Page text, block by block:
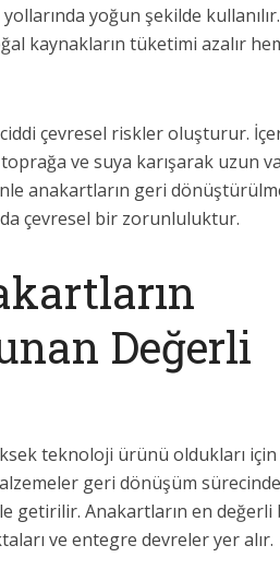
yoğun şekilde
kaynakların tüketimi azalır
ciddi çevresel riskler oluşturur.
ve suya karışarak uzun
anakartların geri
çevresel bir zorunluluktur.
Değerli
teknoloji ürünü oldukları
geri dönüşüm sürecinde
getirilir. Anakartların en
ve entegre devreler yer alır.